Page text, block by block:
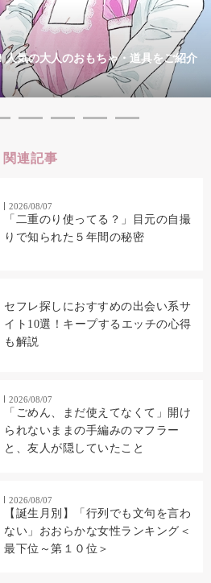
人気の大人のおもちゃ・道具をご紹介
関連記事
2026/08/07
「二重のり使ってる？」目元の自撮
りで知られた５年間の秘密
セフレ探しにおすすめの出会い系サ
イト10選！キープするエッチの心得
も解説
2026/08/07
「ごめん、まだ使えてなくて」開け
られないままの手編みのマフラー
と、友人が隠していたこと
2026/08/07
【誕生月別】「行列でも文句を言わ
ない」おおらかな女性ランキング＜
最下位～第１０位＞